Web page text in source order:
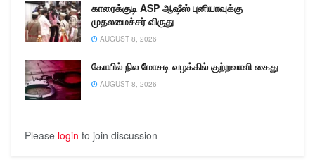
காரைக்குடி ASP ஆஷீஸ் புனியாவுக்கு
முதலமைச்சர் விருது
AUGUST 8, 2026
கோயில் நில மோசடி வழக்கில் குற்றவாளி கைது
AUGUST 8, 2026
Please login to join discussion